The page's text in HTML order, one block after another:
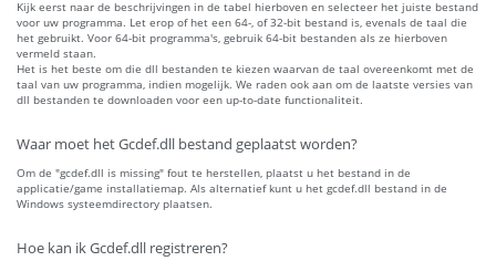
Kijk eerst naar de beschrijvingen in de tabel hierboven en selecteer het juiste bestand
voor uw programma. Let erop of het een 64-, of 32-bit bestand is, evenals de taal die
het gebruikt. Voor 64-bit programma's, gebruik 64-bit bestanden als ze hierboven
vermeld staan.
Het is het beste om die dll bestanden te kiezen waarvan de taal overeenkomt met de
taal van uw programma, indien mogelijk. We raden ook aan om de laatste versies van
dll bestanden te downloaden voor een up-to-date functionaliteit.
Waar moet het Gcdef.dll bestand geplaatst worden?
Om de "gcdef.dll is missing" fout te herstellen, plaatst u het bestand in de
applicatie/game installatiemap. Als alternatief kunt u het gcdef.dll bestand in de
Windows systeemdirectory plaatsen.
Hoe kan ik Gcdef.dll registreren?